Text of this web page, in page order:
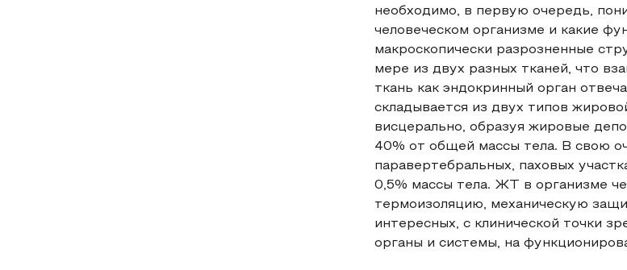
необходимо, в первую очередь,
человеческом организме и какие
макроскопически разрозненные
мере из двух разных тканей, что
ткань как эндокринный орган
складывается из двух типов
висцерально, образуя жировые
40% от общей массы тела. В свою
паравертебральных, паховых
0,5% массы тела. ЖТ в организме
термоизоляцию, механическую
интересных, с клинической точки
органы и системы, на